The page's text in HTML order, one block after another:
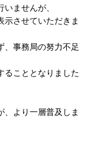
ませんが、
示させていただきま
、事務局の努力不足
ることとなりました
より一層普及しま